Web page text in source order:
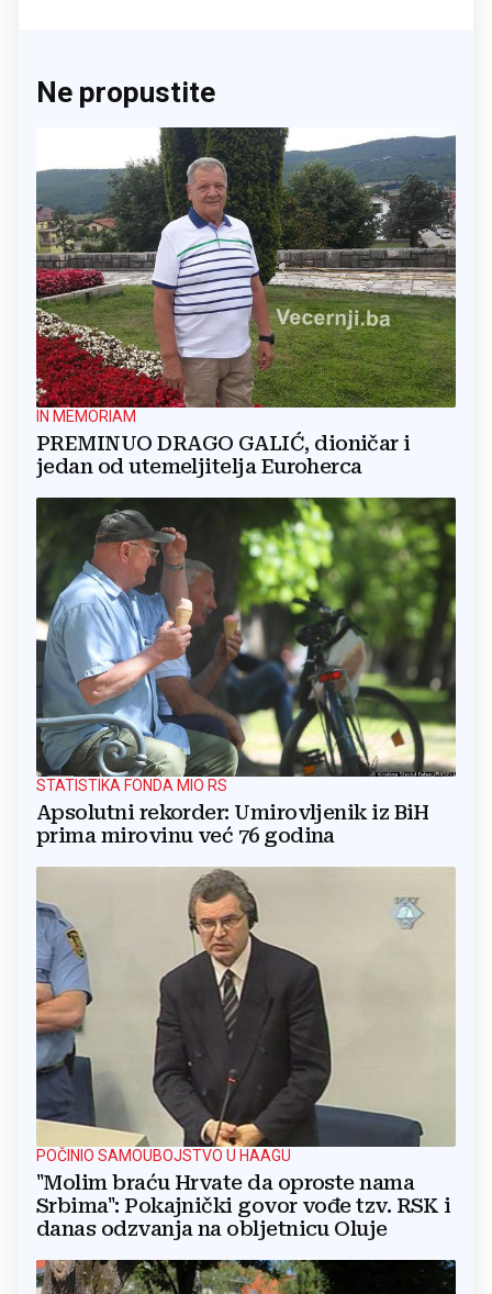
Ne propustite
IN MEMORIAM
PREMINUO DRAGO GALIĆ, dioničar i
jedan od utemeljitelja Euroherca
STATISTIKA FONDA MIO RS
Apsolutni rekorder: Umirovljenik iz BiH
prima mirovinu već 76 godina
POČINIO SAMOUBOJSTVO U HAAGU
"Molim braću Hrvate da oproste nama
Srbima": Pokajnički govor vođe tzv. RSK i
danas odzvanja na obljetnicu Oluje